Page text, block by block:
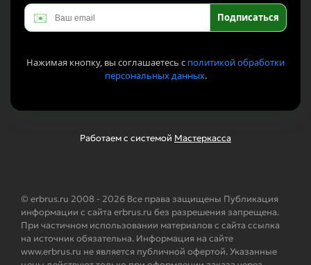
✉️ Подписаться
Нажимая кнопку, вы соглашаетесь с политикой обработки
персональных данных.
Работаем с системой Мастеркасса
© erbrus.ru 2008 - 2026 Все права защищены Публикация
информации с сайта erbrus.ru без разрешения запрещена.
При частичном использовании материалов с сайта ссылка
на источник обязательна. Информация на сайте
www.erbrus.ru не является публичной офертой. Указанные